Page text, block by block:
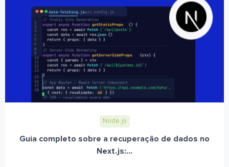
Node.js
Guia completo sobre a recuperação de dados no
Next.js:...